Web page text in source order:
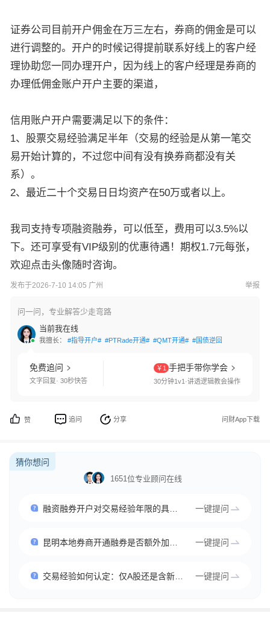
证券公司目前开户佣金在万三左右，券商的佣金是可以
进行调整的。开户的时候记得提前联系好线上的客户经
理协助您一同办理开户，因为线上的客户经理是券商的
办理低佣金账户开户主要的渠道，
信用账户开户需要满足以下的条件：
1、股票交易经验满足半年（交易的经验是从第一笔交
易开始计算的，不过您中间有没有换券商都没有关
系）。
2、最近二十个交易日日均资产在50万或者以上。
我司支持专项融资融券，可以低至，费用可以3.5%以
下。还可享受有VIP级别的优惠待遇！期权1.7元每张，
欢迎点击头像随时咨询。
发布于2026-7-10 14:05 广州 举报
问一问，专业解答少走弯路
当前我在线
我擅长： #指导开户# #PTRade开通# #QMT开通# #国债逆回购#
免费追问
文字回复· 30秒快答
￥1 手把手带你学会
30分钟1v1·讲透逻辑教会操作
赞 追问 分享 问财App下载
猜你想问
1651位专业顾问在线
一键提问
一键提问
一键提问